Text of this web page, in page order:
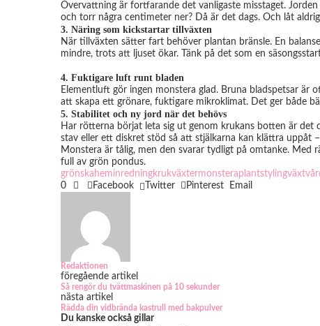
Övervattning är fortfarande det vanligaste misstaget.
och torr några centimeter ner? Då är det dags. Och låt
3. Näring som kickstartar tillväxten
När tillväxten sätter fart behöver plantan bränsle. En
mindre, trots att ljuset ökar. Tänk på det som en
4. Fuktigare luft runt bladen
Elementluft gör ingen monstera glad. Bruna bladspetsar
att skapa ett grönare, fuktigare mikroklimat. Det ger både
5. Stabilitet och ny jord när det behövs
Har rötterna börjat leta sig ut genom krukans botten är det
stav eller ett diskret stöd så att stjälkarna kan klättra
Monstera är tålig, men den svarar tydligt på omtanke. Med
full av grön pondus.
grönska heminredningkrukväxtermonsteraplantstyling
0
Facebook Twitter Pinterest Email
Redaktionen
föregående artikel
Så rengör du tvättmaskinen på 10 sekunder
nästa artikel
Rädda din vidbrända kastrull med bakpulver
Du kanske också gillar